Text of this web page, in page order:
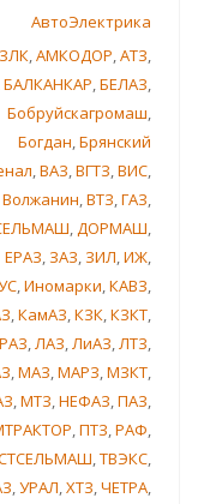
АвтоЭлектрика
,АМКОДОР,АТЗ,
БАЛКАНКАР,БЕЛАЗ,
Бобруйскагромаш,
Богдан,Брянский
,ВАЗ,ВГТЗ,ВИС,
Волжанин,ВТЗ,ГАЗ,
,ДОРМАШ,
ЕРАЗ, ЗАЗ, ЗИЛ,ИЖ,
,Иномарки,КАВЗ,
,КамАЗ,КЗК,КЗКТ,
,ЛАЗ,ЛиАЗ,ЛТЗ,
,МАЗ,МАРЗ,МЗКТ,
,МТЗ,НЕФАЗ,ПАЗ,
,ПТЗ,РАФ,
,ТВЭКС,
,УРАЛ,ХТЗ,ЧЕТРА,